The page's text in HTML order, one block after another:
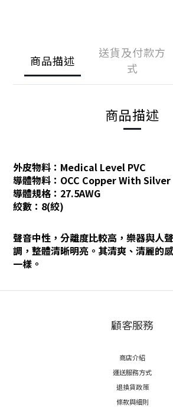
商品描述
送貨及付款方
式
商品描述
外皮物料：Medical Level PVC
導體物料：OCC Copper With
導體規格：27.5AWG
絞數：8(絞)
聲音中性，分離度比較高，樂器與人
調，整體清晰明亮。其清爽、清麗的
一樣。
顧客服務
商店介紹
運送服務方式
退換貨政策
條款與細則